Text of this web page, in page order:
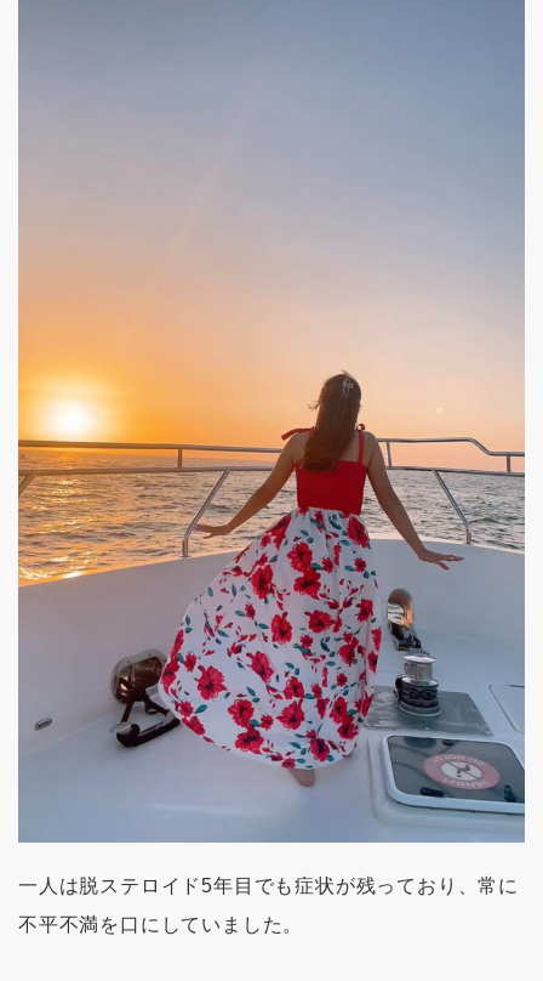
一人は脱ステロイド5年目でも症状が残っており、常に
不平不満を口にしていました。